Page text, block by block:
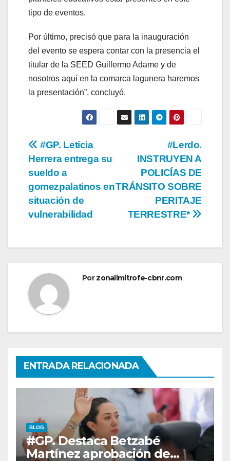
tipo de eventos.
Por último, precisó que para la inauguración
del evento se espera contar con la presencia el
titular de la SEED Guillermo Adame y de
nosotros aquí en la comarca lagunera haremos
la presentación”, concluyó.
Navegación
de
entradas
#Lerdo.
INSTRUYEN A
POLICÍAS DE
TRÁNSITO SOBRE
PERITAJE
TERRESTRE*
#GP. Leticia
Herrera entrega su
sueldo a
gomezpalatinos en
situación de
vulnerabilidad
Porzonalimitrofe-cbnr.com
ENTRADA RELACIONADA
BLOG
#GP. Destaca Betzabé
Martínez aprobación de